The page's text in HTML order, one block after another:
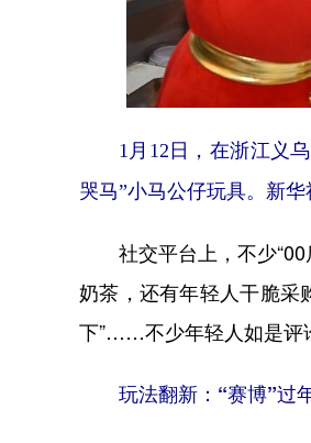
1月12日，在浙江义
哭马”小马公仔玩具。新华
社交平台上，不少“00
奶茶，还有年轻人干脆采
下”……不少年轻人如是评
玩法翻新：“赛博”过